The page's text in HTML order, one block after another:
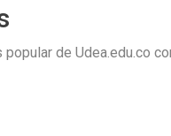
de Udea.edu.co